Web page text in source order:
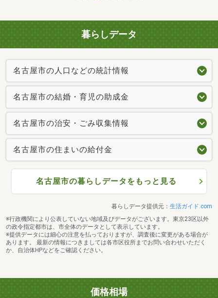
暮らしデータ
名古屋市の人口などの統計情報
名古屋市の結婚・育児の助成金
名古屋市の治安・ごみ収集情報
名古屋市の住まいの給付金
名古屋市の暮らしデータをもっと見る
暮らしデータ提供元： 生活ガイド.com
※行政機関により公表していない地域及びデータがございます。東京23区以外
の政令指定都市は、市全体のデータとして表示しています。
※提供データには細心の注意を払っておりますが、調査後に変更がある場合が
あります。 最新の情報につきましては各市区役所までお問い合わせいただく
か、自治体HPなどをご確認ください。
価格相場